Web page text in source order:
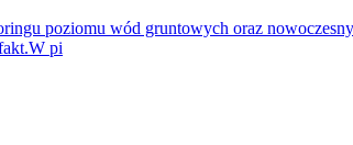
poziomu wód gruntowych oraz
pi